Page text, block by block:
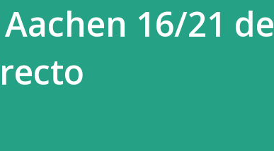
16/21 de